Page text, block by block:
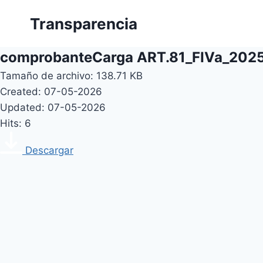
Transparencia
comprobanteCarga
Tamaño de archivo: 138.71 KB
Created: 07-05-2026
Updated: 07-05-2026
Hits: 6
Descargar